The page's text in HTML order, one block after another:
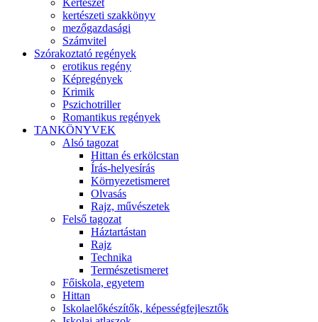
Kertészet
kertészeti szakkönyv
mezőgazdasági
Számvitel
Szórakoztató regények
erotikus regény
Képregények
Krimik
Pszichotriller
Romantikus regények
TANKÖNYVEK
Alsó tagozat
Hittan és erkölcstan
Írás-helyesírás
Környezetismeret
Olvasás
Rajz, művészetek
Felső tagozat
Háztartástan
Rajz
Technika
Természetismeret
Főiskola, egyetem
Hittan
Iskolaelőkészítők, képességfejlesztők